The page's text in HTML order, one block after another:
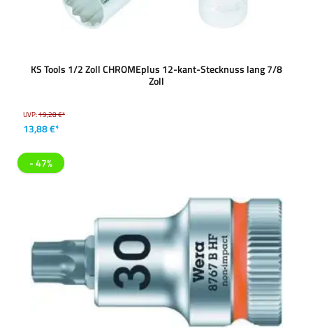
KS Tools 1/2 Zoll CHROMEplus 12-kant-Stecknuss lang 7/8
Zoll
UVP:19,28 €*
13,88 €*
- 47%